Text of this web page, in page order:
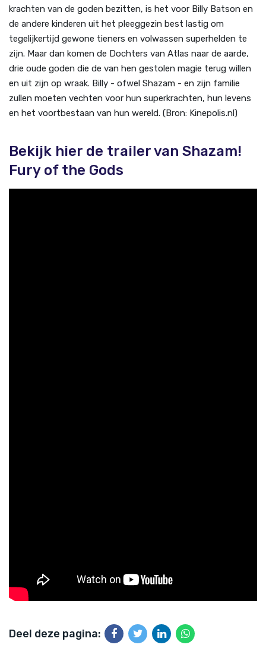
krachten van de goden bezitten, is het voor Billy Batson en
de andere kinderen uit het pleeggezin best lastig om
tegelijkertijd gewone tieners en volwassen superhelden te
zijn. Maar dan komen de Dochters van Atlas naar de aarde,
drie oude goden die de van hen gestolen magie terug willen
en uit zijn op wraak. Billy - ofwel Shazam - en zijn familie
zullen moeten vechten voor hun superkrachten, hun levens
en het voortbestaan van hun wereld. (Bron: Kinepolis.nl)
Bekijk hier de trailer van Shazam!
Fury of the Gods
Deel deze pagina: